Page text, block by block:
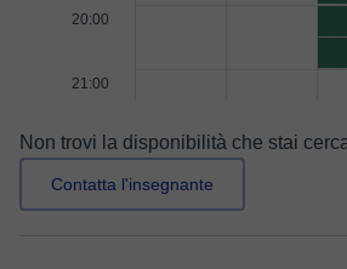
20:00
21:00
Non trovi la disponibilità che stai
Contatta l'insegnante